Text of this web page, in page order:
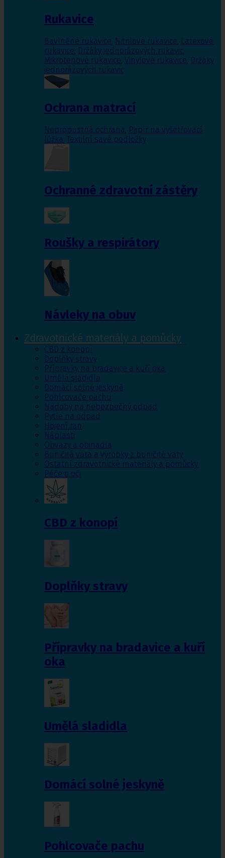
Rukavice
Bavlněné rukavice, Nitrilové rukavice, Latexové
rukavice, Držáky jednorázových rukavic,
Mikrotenové rukavice, Vinylové rukavice, Držáky
jednorázových rukavic
Ochrana matrací
Nepropustná ochrana, Papír na vyšetřovací
lůžka, Textilní savé podložky
Ochranné zdravotní zástěry
Roušky a respirátory
Návleky na obuv
Zdravotnické materiály a pomůcky
CBD z konopí
Doplňky stravy
Přípravky na bradavice a kuří oka
Umělá sladidla
Domácí solné jeskyně
Pohlcovače pachu
Nádoby na nebezpečný odpad
Pytle na odpad
Hojení ran
Náplasti
Obvazy a obinadla
Buničitá vata a výrobky z buničité vaty
Ostatní zdravotnické materiály a pomůcky
Péče o oči
CBD z konopí
Doplňky stravy
Přípravky na bradavice a kuří
oka
Umělá sladidla
Domácí solné jeskyně
Pohlcovače pachu